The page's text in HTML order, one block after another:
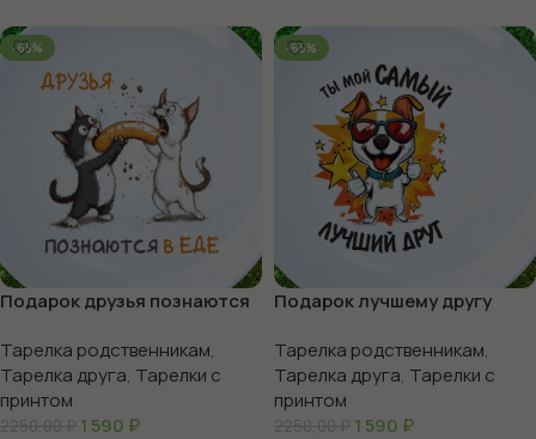
-65%
Подарок друзья познаются
Тарелка родственникам,
Тарелка друга, Тарелки с
принтом
2250,00₽ 1 590 ₽
-65%
Подарок лучшему другу
Тарелка родственникам,
Тарелка друга, Тарелки с
принтом
2250,00₽ 1 590 ₽